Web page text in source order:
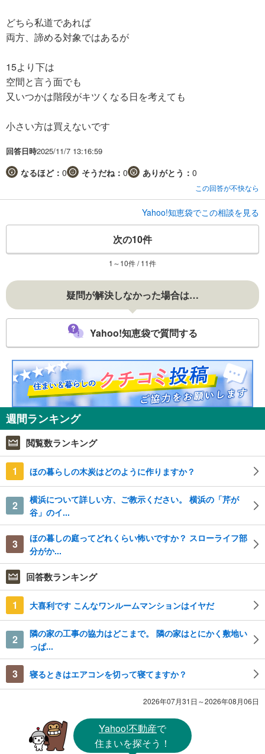
どちら私道であれば
両方、諦める対象ではあるが
15より下は
空間と言う面でも
又いつかは階段がキツくなる日を考えても
小さい方は買えないです
回答日時2025/11/7 13:16:59
なるほど： 0 そうだね： 0 ありがとう： 0
この回答が不快なら
Yahoo!知恵袋でこの相談を見る
次の10件
1～10件 / 11件
疑問が解決しなかった場合は…
Yahoo!知恵袋で質問する
週間ランキング
閲覧数ランキング
1 ほの暮らしの木炭はどのように作りますか？
2
横浜について詳しい方、ご教示ください。 横浜の「芹が
谷」のイ...
3
ほの暮しの庭ってどれくらい怖いですか？ スローライフ部
分がか...
回答数ランキング
1 大喜利です こんなワンルームマンションはイヤだ
2
隣の家の工事の協力はどこまで。 隣の家はとにかく敷地い
っぱ...
3 寝るときはエアコンを切って寝てますか？
2026年07月31日～2026年08月06日
Yahoo!不動産で
住まいを探そう！